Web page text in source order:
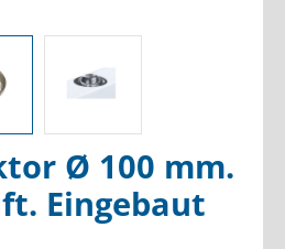
Ø 100 mm.
Eingebaut